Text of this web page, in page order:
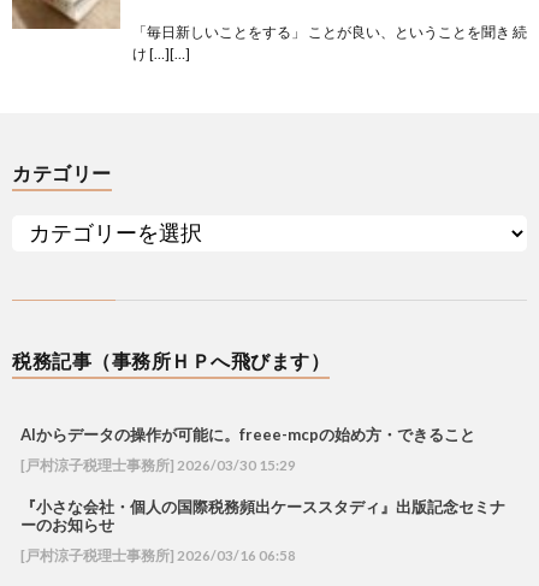
「毎日新しいことをする」 ことが良い、ということを聞き 続
け […][…]
カテゴリー
税務記事（事務所ＨＰへ飛びます）
AIからデータの操作が可能に。freee-mcpの始め方・できること
[戸村涼子税理士事務所] 2026/03/30 15:29
『小さな会社・個人の国際税務頻出ケーススタディ』出版記念セミナ
ーのお知らせ
[戸村涼子税理士事務所] 2026/03/16 06:58